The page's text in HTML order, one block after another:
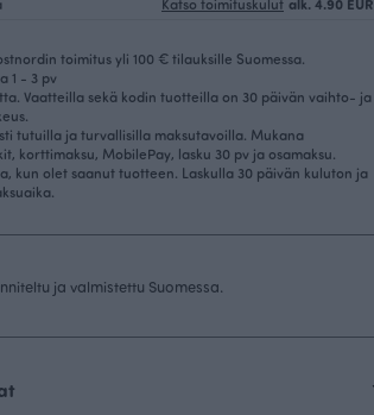
toimitus yli 100 € tilauksille Suomessa.
1 - 3 pv
Vaatteilla sekä kodin tuotteilla on 30 päivän vaihto- ja
tutuilla ja turvallisilla maksutavoilla. Mukana
korttimaksu, MobilePay, lasku 30 pv ja osamaksu.
kun olet saanut tuotteen. Laskulla 30 päivän kuluton ja
ja valmistettu Suomessa.